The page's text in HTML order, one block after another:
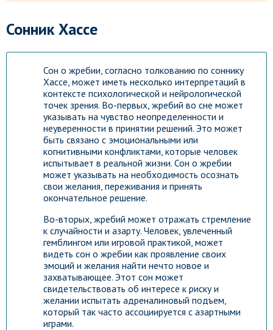
Сонник Хассе
Сон о жребии, согласно толкованию по соннику
Хассе, может иметь несколько интерпретаций в
контексте психологической и нейрологической
точек зрения. Во-первых, жребий во сне может
указывать на чувство неопределенности и
неуверенности в принятии решений. Это может
быть связано с эмоциональными или
когнитивными конфликтами, которые человек
испытывает в реальной жизни. Сон о жребии
может указывать на необходимость осознать
свои желания, переживания и принять
окончательное решение.
Во-вторых, жребий может отражать стремление
к случайности и азарту. Человек, увлеченный
гемблингом или игровой практикой, может
видеть сон о жребии как проявление своих
эмоций и желания найти нечто новое и
захватывающее. Этот сон может
свидетельствовать об интересе к риску и
желании испытать адреналиновый подъем,
который так часто ассоциируется с азартными
играми.